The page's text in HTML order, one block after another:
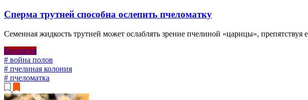
Сперма трутней способна ослепить пчеломатку
Семенная жидкость трутней может ослаблять зрение пчелиной «царицы»,
Биология
# война полов
# пчелиная колония
# пчеломатка